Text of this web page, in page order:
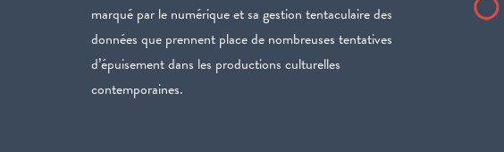
marqué par le numérique et sa gestion tentaculaire des
données que prennent place de nombreuses tentatives
d’épuisement dans les productions culturelles
contemporaines.